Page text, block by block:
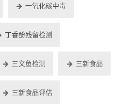
一氧化碳中毒
丁香酚残留检测
三文鱼检测 三新食品
三新食品评估